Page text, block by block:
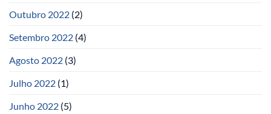
Outubro 2022 (2)
Setembro 2022 (4)
Agosto 2022 (3)
Julho 2022 (1)
Junho 2022 (5)